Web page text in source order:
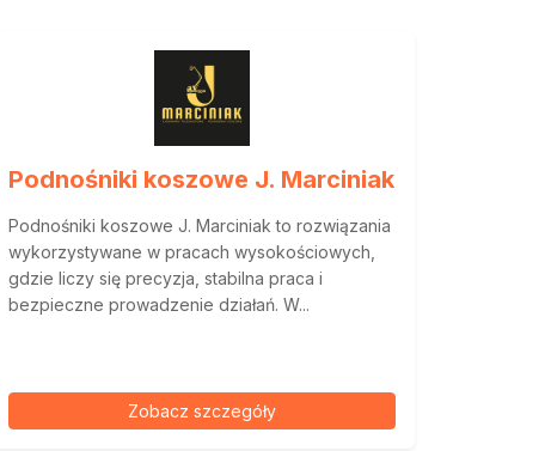
Podnośniki koszowe J. Marciniak
Podnośniki koszowe J. Marciniak to rozwiązania
wykorzystywane w pracach wysokościowych,
gdzie liczy się precyzja, stabilna praca i
bezpieczne prowadzenie działań. W...
Zobacz szczegóły